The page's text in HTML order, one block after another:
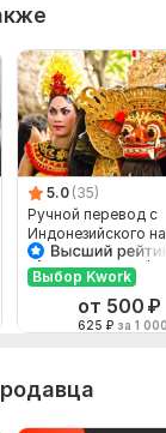
5.0 (35)
Ручной перевод с
Индонезийского на
Русский и наоборот
Выбор Kwork
от 500 ₽
625 ₽ за 1